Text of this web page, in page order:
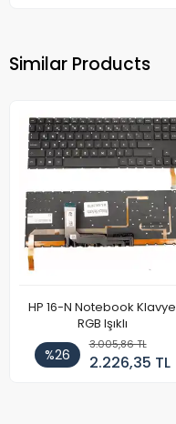
Similar Products
HP 16-N Notebook Klavye
RGB Işıklı
%26
3.005,86 TL
2.226,35 TL